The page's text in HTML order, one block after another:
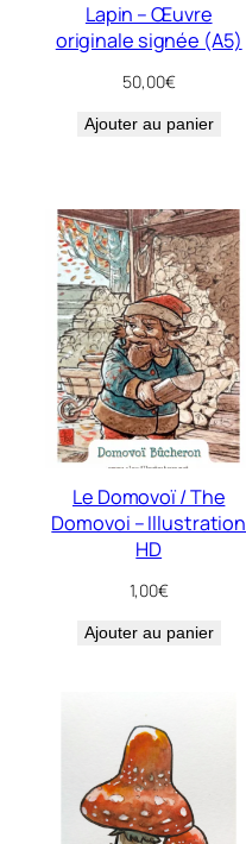
Lapin – Œuvre
originale signée (A5)
50,00€
Ajouter au panier
Le Domovoï / The
Domovoi – Illustration
HD
1,00€
Ajouter au panier